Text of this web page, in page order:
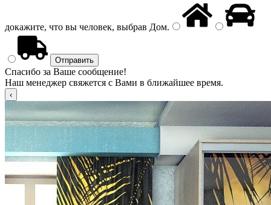
докажите, что вы человек, выбрав Дом.
Спасибо за Ваше сообщение!
Наш менеджер свяжется с Вами в ближайшее время.